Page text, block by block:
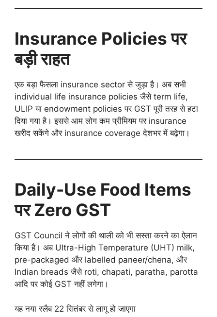
Insurance Policies पर
बड़ी राहत
एक बड़ा फैसला insurance sector से जुड़ा है। अब सभी
individual life insurance policies जैसे term life,
ULIP या endowment policies पर GST पूरी तरह से हटा
दिया गया है। इससे आम लोग कम प्रीमियम पर insurance
खरीद सकेंगे और insurance coverage देशभर में बढ़ेगा।
Daily-Use Food Items
पर Zero GST
GST Council ने लोगों की थाली को भी सस्ता करने का ऐलान
किया है। अब Ultra-High Temperature (UHT) milk,
pre-packaged और labelled paneer/chena, और
Indian breads जैसे roti, chapati, paratha, parotta
आदि पर कोई GST नहीं लगेगा।
यह नया स्लैब 22 सितंबर से लागू हो जाएगा